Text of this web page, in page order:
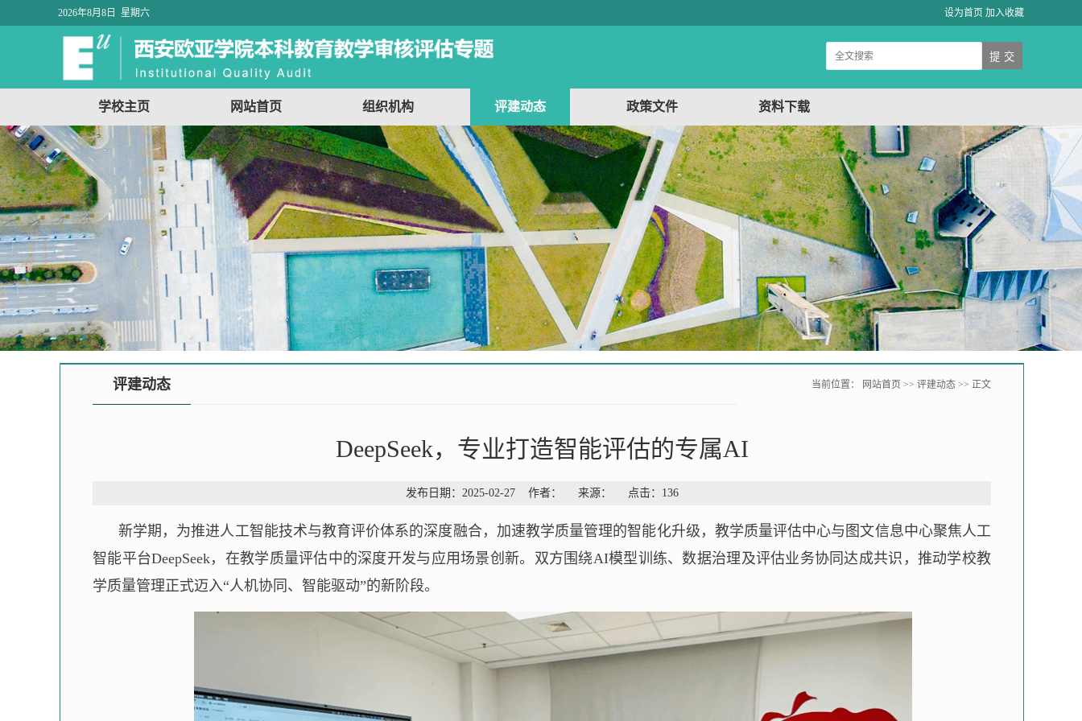
2026年8月8日 星期六 设为首页 加入收藏
学校主页 网站首页 组织机构 评建动态 政策文件 资料下载
评建动态 当前位置： 网站首页 >> 评建动态 >> 正文
DeepSeek，专业打造智能评估的专属AI
发布日期：2025-02-27 作者： 来源： 点击： 136
新学期，为推进人工智能技术与教育评价体系的深度融合，加速教学质量管理的智能化升级，教学质量评估中心与图文信息中心聚焦人工
智能平台DeepSeek，在教学质量评估中的深度开发与应用场景创新。双方围绕AI模型训练、数据治理及评估业务协同达成共识，推动学校教
学质量管理正式迈入“人机协同、智能驱动”的新阶段。